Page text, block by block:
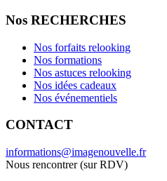
Nos RECHERCHES
Nos forfaits relooking
Nos formations
Nos astuces relooking
Nos idées cadeaux
Nos événementiels
CONTACT
informations@imagenouvelle.fr
Nous rencontrer (sur RDV)